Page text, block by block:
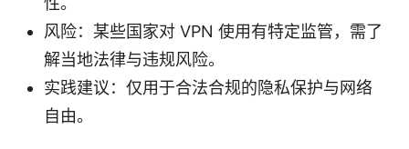
风险：某些国家对 VPN 使用有特定监管，需了
解当地法律与违规风险。
实践建议：仅用于合法合规的隐私保护与网络
自由。